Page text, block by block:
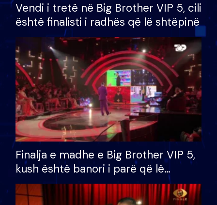
Vendi i tretë në Big Brother VIP 5, cili
është finalisti i radhës që lë shtëpinë
Finalja e madhe e Big Brother VIP 5,
kush është banori i parë që lë
shtëpinë dhe humb mundësinë për
të fituar çmimin e madh